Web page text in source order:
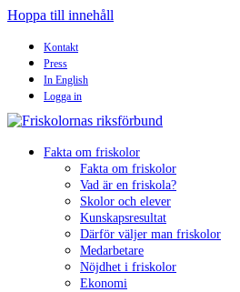
Hoppa till innehåll
Kontakt
Press
In English
Logga in
Fakta om friskolor
Fakta om friskolor
Vad är en friskola?
Skolor och elever
Kunskapsresultat
Därför väljer man friskolor
Medarbetare
Nöjdhet i friskolor
Ekonomi